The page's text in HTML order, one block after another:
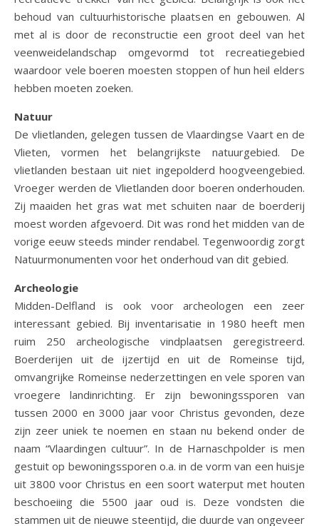
behoud van cultuurhistorische plaatsen en gebouwen. Al
met al is door de reconstructie een groot deel van het
veenweidelandschap omgevormd tot recreatiegebied
waardoor vele boeren moesten stoppen of hun heil elders
hebben moeten zoeken.
Natuur
De vlietlanden, gelegen tussen de Vlaardingse Vaart en de
Vlieten, vormen het belangrijkste natuurgebied. De
vlietlanden bestaan uit niet ingepolderd hoogveengebied.
Vroeger werden de Vlietlanden door boeren onderhouden.
Zij maaiden het gras wat met schuiten naar de boerderij
moest worden afgevoerd. Dit was rond het midden van de
vorige eeuw steeds minder rendabel. Tegenwoordig zorgt
Natuurmonumenten voor het onderhoud van dit gebied.
Archeologie
Midden-Delfland is ook voor archeologen een zeer
interessant gebied. Bij inventarisatie in 1980 heeft men
ruim 250 archeologische vindplaatsen geregistreerd.
Boerderijen uit de ijzertijd en uit de Romeinse tijd,
omvangrijke Romeinse nederzettingen en vele sporen van
vroegere landinrichting. Er zijn bewoningssporen van
tussen 2000 en 3000 jaar voor Christus gevonden, deze
zijn zeer uniek te noemen en staan nu bekend onder de
naam “Vlaardingen cultuur”. In de Harnaschpolder is men
gestuit op bewoningssporen o.a. in de vorm van een huisje
uit 3800 voor Christus en een soort waterput met houten
beschoeiing die 5500 jaar oud is. Deze vondsten die
stammen uit de nieuwe steentijd, die duurde van ongeveer